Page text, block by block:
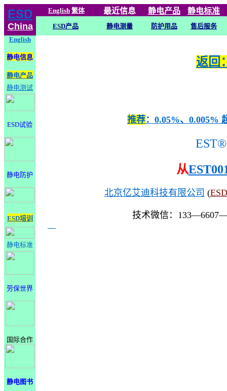
ESD
China
English 繁体 最近信息 静电产品 静电标准
ESD产品 静电测量 防护用品
售后服务
English
静电信息
静电产品
静电测试
ESD试验
静电防护
ESD培训
静电标准
劳保世界
国际合作
静电图书
返回
推荐：0.05%、0.005%
EST®
从
北京亿艾迪科技有限公司 (
技术微信：